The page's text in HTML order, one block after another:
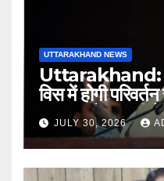
UTTARAKHAND NEWS
Uttarakhand:
विस में होगी
अगस्त को हल्द्वानी में
JULY 30, 2026